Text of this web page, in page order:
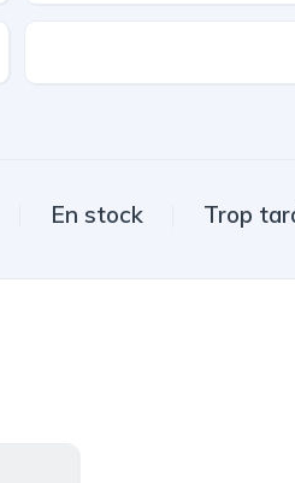
En stock Trop